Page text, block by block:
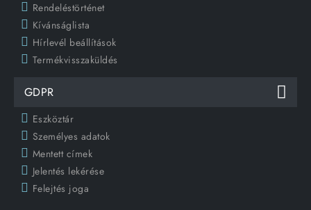
Rendeléstörténet
Kívánságlista
Hírlevél beállítások
Termékvisszaküldés
GDPR
Eszköztár
Személyes adatok
Mentett címek
Jelentés lekérése
Felejtés joga